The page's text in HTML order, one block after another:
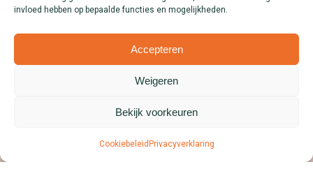
invloed hebben op bepaalde functies en mogelijkheden.
Accepteren
Weigeren
Bekijk voorkeuren
Cookiebeleid Privacyverklaring
bezoeken en toevoegen aan de site. Elke toren die erbij
uitkijktorens van Nederland in beeld te brengen?
We zetten jouw product, dienst of merk graag op de